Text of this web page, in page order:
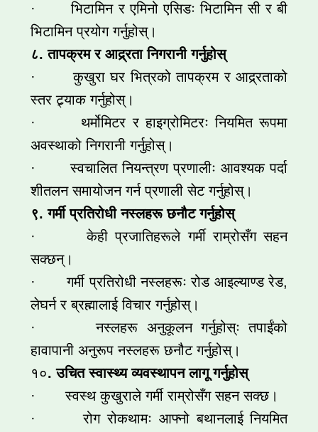
· भिटामिन र एमिनो एसिडः भिटामिन सी र बी
भिटामिन प्रयोग गर्नुहोस्।
८. तापक्रम र आद्र्रता निगरानी गर्नुहोस्
· कुखुरा घर भित्रको तापक्रम र आद्र्रताको
स्तर ट्र्याक गर्नुहोस्।
· थर्मोमिटर र हाइग्रोमिटरः नियमित रूपमा
अवस्थाको निगरानी गर्नुहोस्।
· स्वचालित नियन्त्रण प्रणालीः आवश्यक पर्दा
शीतलन समायोजन गर्न प्रणाली सेट गर्नुहोस्।
९. गर्मी प्रतिरोधी नस्लहरू छनौट गर्नुहोस्
· केही प्रजातिहरूले गर्मी राम्रोसँग सहन
सक्छन्।
· गर्मी प्रतिरोधी नस्लहरूः रोड आइल्याण्ड रेड,
लेघर्न र ब्रह्मालाई विचार गर्नुहोस्।
· नस्लहरू अनुकूलन गर्नुहोस्ः तपाईंको
हावापानी अनुरूप नस्लहरू छनौट गर्नुहोस्।
१०. उचित स्वास्थ्य व्यवस्थापन लागू गर्नुहोस्
· स्वस्थ कुखुराले गर्मी राम्रोसँग सहन सक्छ।
· रोग रोकथामः आफ्नो बथानलाई नियमित